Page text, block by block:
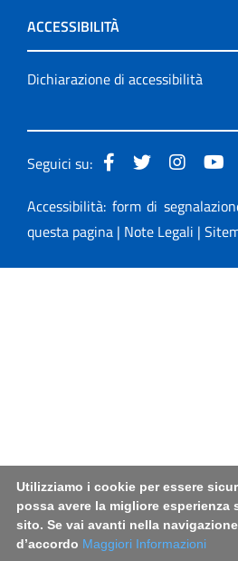
ACCESSIBILITÀ
Dichiarazione di accessibilità
Seguici su:
Accessibilità: form di
questa pagina | Note Legali |
Utilizziamo i cookie per essere
possa avere la migliore esperienza
sito. Se vai avanti nella
d’accordo Maggiori Informazioni